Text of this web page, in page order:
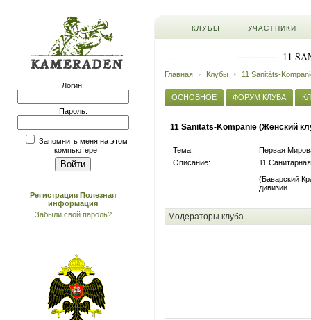
Логин:
Пароль:
Запомнить меня на этом
компьютере
Регистрация Полезная
информация
Забыли свой пароль?
КЛУБЫ УЧАСТНИКИ
11
Главная Клубы 11 Sanitäts-
ОСНОВНОЕ ФОРУМ КЛУБА
11 Sanitäts-Kompanie (Женский
Тема:
Первая
Описание:
11
(Баварский
дивизии.
Модераторы клуба